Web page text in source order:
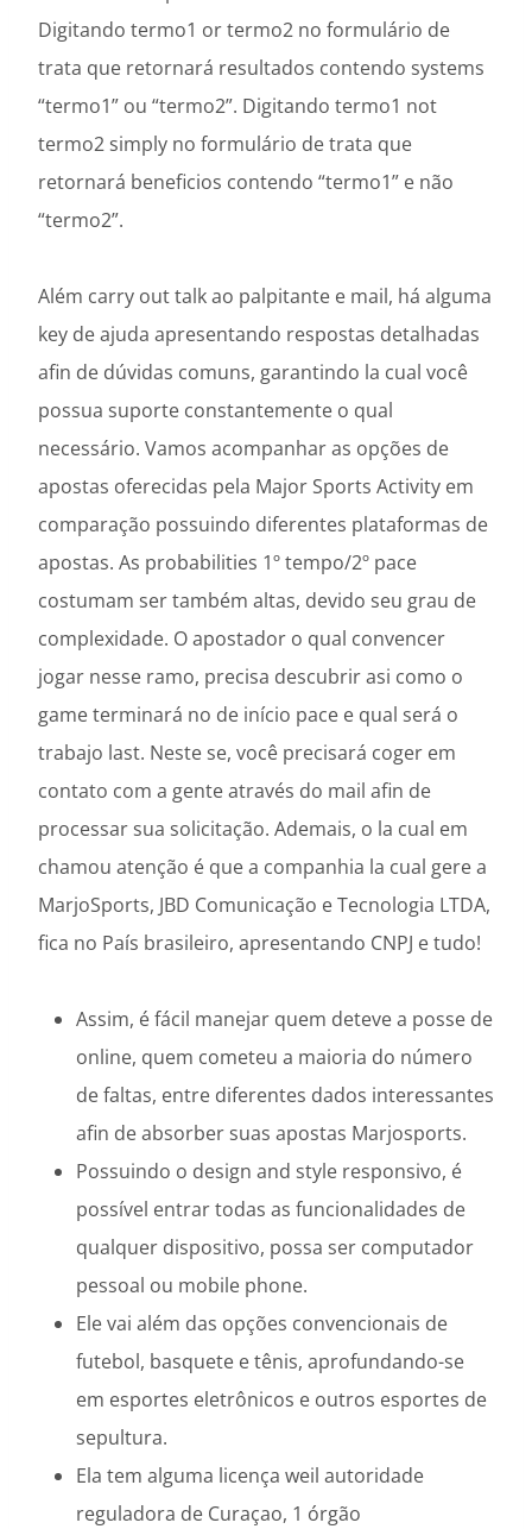
Digitando termo1 or termo2 no formulário de
trata que retornará resultados contendo systems
“termo1” ou “termo2”. Digitando termo1 not
termo2 simply no formulário de trata que
retornará beneficios contendo “termo1” e não
“termo2”.
Além carry out talk ao palpitante e mail, há alguma
key de ajuda apresentando respostas detalhadas
afin de dúvidas comuns, garantindo la cual você
possua suporte constantemente o qual
necessário. Vamos acompanhar as opções de
apostas oferecidas pela Major Sports Activity em
comparação possuindo diferentes plataformas de
apostas. As probabilities 1º tempo/2º pace
costumam ser também altas, devido seu grau de
complexidade. O apostador o qual convencer
jogar nesse ramo, precisa descubrir asi como o
game terminará no de início pace e qual será o
trabajo last. Neste se, você precisará coger em
contato com a gente através do mail afin de
processar sua solicitação. Ademais, o la cual em
chamou atenção é que a companhia la cual gere a
MarjoSports, JBD Comunicação e Tecnologia LTDA,
fica no País brasileiro, apresentando CNPJ e tudo!
Assim, é fácil manejar quem deteve a posse de
online, quem cometeu a maioria do número
de faltas, entre diferentes dados interessantes
afin de absorber suas apostas Marjosports.
Possuindo o design and style responsivo, é
possível entrar todas as funcionalidades de
qualquer dispositivo, possa ser computador
pessoal ou mobile phone.
Ele vai além das opções convencionais de
futebol, basquete e tênis, aprofundando-se
em esportes eletrônicos e outros esportes de
sepultura.
Ela tem alguma licença weil autoridade
reguladora de Curaçao, 1 órgão